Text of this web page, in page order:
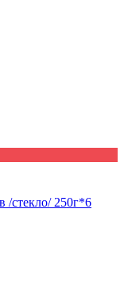
стекло/ 250г*6